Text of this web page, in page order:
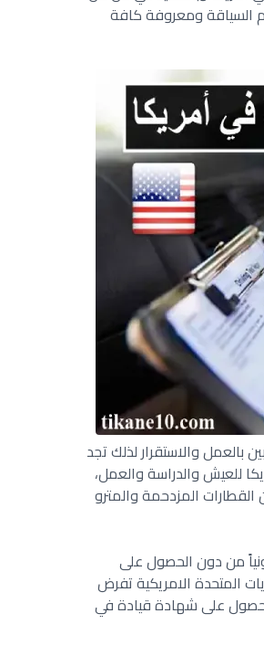
السياقة ومعروفة كافة
بالعمل والاستقرار لذلك تجد
للعيش والدراسة والعمل،
المزدحمة والمترو
من دون الحصول على
المتحدة الامريكية تفرض
على شهادة قيادة في